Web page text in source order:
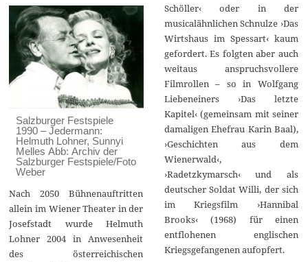
Salzburger Festspiele
1990 – Jedermann:
Helmuth Lohner, Sunnyi
Melles Abb: Archiv der
Salzburger Festspiele/Foto
Weber
Nach 2050 Bühnenauftritten
allein im Wiener Theater in der
Josefstadt wurde Helmuth
Lohner 2004 in Anwesenheit
des österreichischen
Schöller‹ oder in der
musicalähnlichen Schnulze ›Das
Wirtshaus im Spessart‹ kaum
gefordert. Es folgten aber auch
weitaus anspruchsvollere
Filmrollen – so in Wolfgang
Liebeneiners ›Das letzte
Kapitel‹ (gemeinsam mit seiner
damaligen Ehefrau Karin Baal),
›Geschichten aus dem
Wienerwald‹,
›Radetzkymarsch‹ und als
deutscher Soldat Willi, der sich
im Kriegsfilm ›Hannibal
Brooks‹ (1968) für einen
entflohenen englischen
Kriegsgefangenen aufopfert.